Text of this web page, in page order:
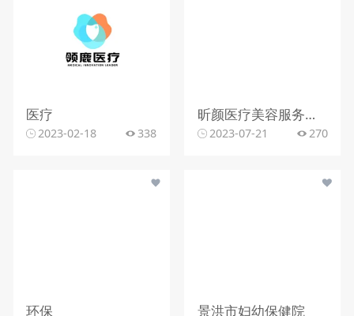
医疗
2023-02-18 338
昕颜医疗美容服务有限公司
2023-07-21 270
环保 景洪市妇幼保健院